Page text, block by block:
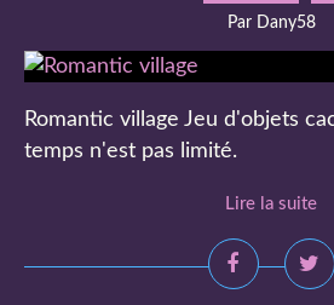
Par Dany58
Romantic village Jeu d'objets
temps n'est pas limité.
Lire la suite